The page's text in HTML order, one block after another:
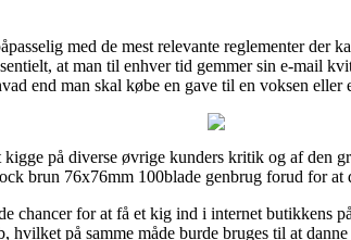
med de mest relevante reglementer der
at man til enhver tid gemmer sin e-mail
end man skal købe en gave til en voksen eller
på diverse øvrige kunders kritik og af den
brun 76x76mm 100blade genbrug forud for at
chancer for at få et kig ind i internet butikkens
hvilket på samme måde burde bruges til at